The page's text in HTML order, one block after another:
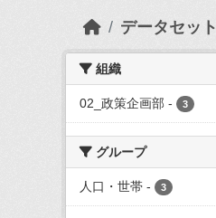
データセット
組織
02_政策企画部 - 3
グループ
人口・世帯 - 3